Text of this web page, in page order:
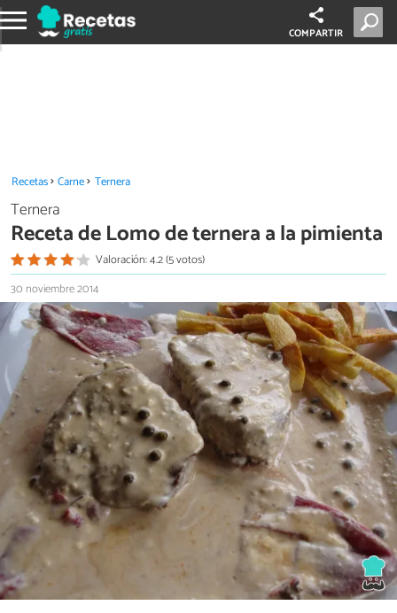
COMPARTIR
Recetas Carne Ternera
Ternera
Receta de Lomo de ternera a la pimienta
Valoración: 4.2 (5 votos)
30 noviembre 2014